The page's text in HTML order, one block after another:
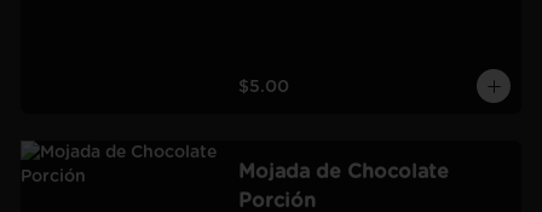
$5.00
Mojada de Chocolate
Porción